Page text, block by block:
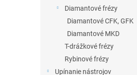
Diamantové frézy
Diamantové CFK, GFK
Diamantové MKD
T-drážkové frézy
Rybinové frézy
Upínanie nástrojov